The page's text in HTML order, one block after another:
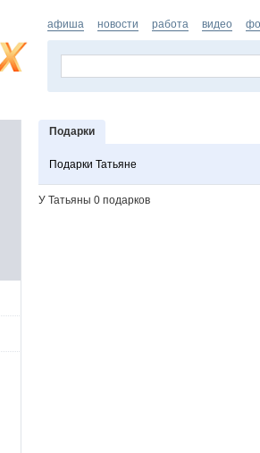
афиша новости работа видео
Подарки
Подарки Татьяне
У Татьяны 0 подарков